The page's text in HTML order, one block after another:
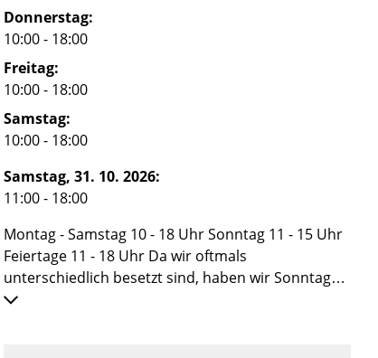
Donnerstag:
10:00 - 18:00
Freitag:
10:00 - 18:00
Samstag:
10:00 - 18:00
Samstag, 31. 10. 2026:
11:00 - 18:00
Montag - Samstag 10 - 18 Uhr Sonntag 11 - 15 Uhr
Feiertage 11 - 18 Uhr Da wir oftmals
unterschiedlich besetzt sind, haben wir Sonntags
und während der Mittagszeit manchmal nicht